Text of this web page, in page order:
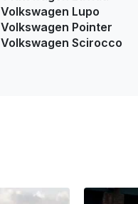
Volkswagen Lupo
Volkswagen Pointer
Volkswagen Scirocco